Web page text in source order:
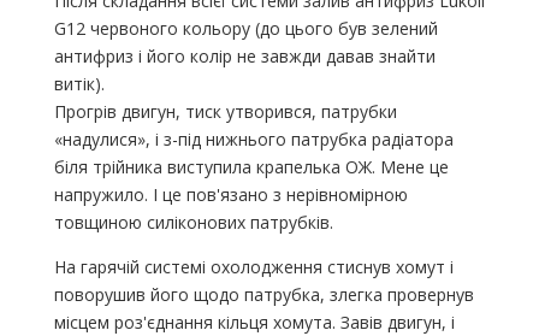
G12 червоного кольору (до цього був зелений
антифриз і його колір не завжди давав знайти
витік).
Прогрів двигун, тиск утворився, патрубки
«надулися», і з-під нижнього патрубка радіатора
біля трійника виступила крапелька ОЖ. Мене це
напружило. І це пов'язано з нерівномірною
товщиною силіконових патрубків.
На гарячій системі охолодження стиснув хомут і
поворушив його щодо патрубка, злегка провернув
місцем роз'єднання кільця хомута. Завів двигун, і